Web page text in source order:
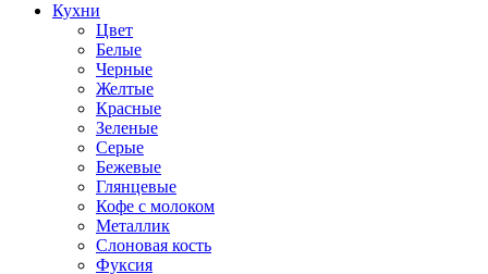
Кухни
Цвет
Белые
Черные
Желтые
Красные
Зеленые
Серые
Бежевые
Глянцевые
Кофе с молоком
Металлик
Слоновая кость
Фуксия